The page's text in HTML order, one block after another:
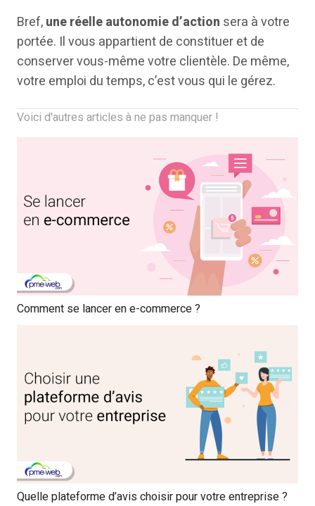
Bref,une réelle autonomie d’action sera à votre
portée. Il vous appartient de constituer et de
conserver vous-même votre clientèle. De même,
votre emploi du temps, c’est vous qui le gérez.
Voici d'autres articles à ne pas manquer !
Comment se lancer en e-commerce ?
Quelle plateforme d’avis choisir pour votre entreprise ?